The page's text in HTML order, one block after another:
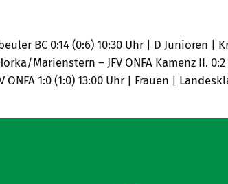
BC 0:14 (0:6) 10:30 Uhr | D Junioren |
Marienstern – JFV ONFA Kamenz II. 0:2
1:0 (1:0) 13:00 Uhr | Frauen |